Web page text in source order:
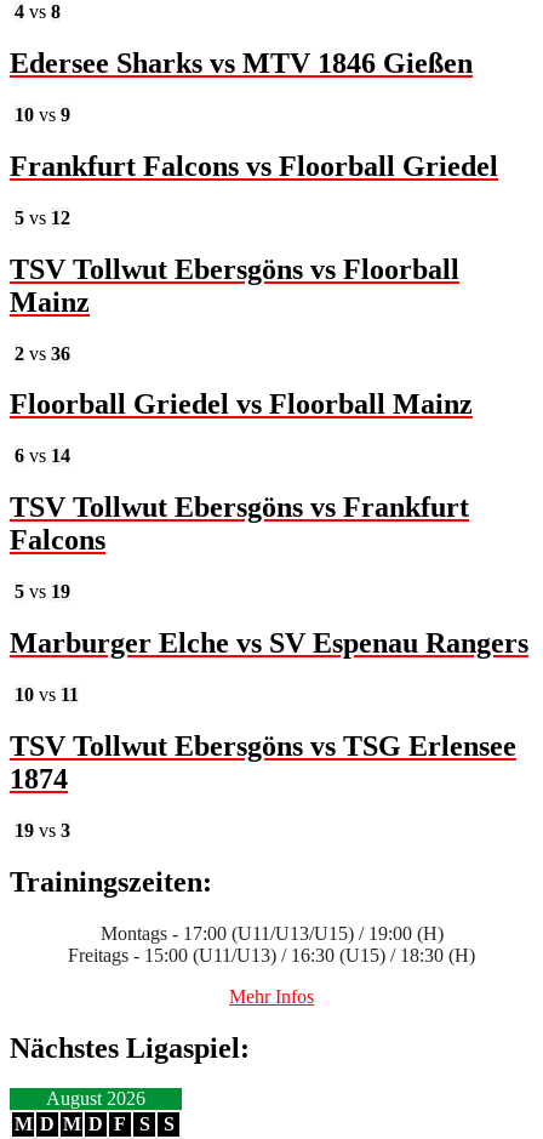
4 vs 8
Edersee Sharks vs MTV 1846 Gießen
10 vs 9
Frankfurt Falcons vs Floorball Griedel
5 vs 12
TSV Tollwut Ebersgöns vs Floorball
Mainz
2 vs 36
Floorball Griedel vs Floorball Mainz
6 vs 14
TSV Tollwut Ebersgöns vs Frankfurt
Falcons
5 vs 19
Marburger Elche vs SV Espenau Rangers
10 vs 11
TSV Tollwut Ebersgöns vs TSG Erlensee
1874
19 vs 3
Trainingszeiten:
Montags - 17:00 (U11/U13/U15) / 19:00 (H)
Freitags - 15:00 (U11/U13) / 16:30 (U15) / 18:30 (H)
Mehr Infos
Nächstes Ligaspiel:
August 2026
M D M D F S
S